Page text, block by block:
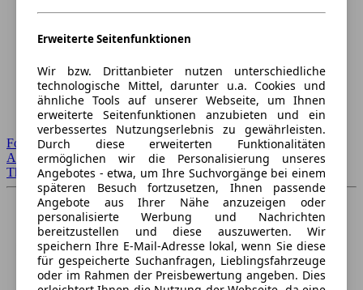
Forum Startseite
Alle Auto-Foren
Themen-Forum
Erweiterte Seitenfunktionen
Wir bzw. Drittanbieter nutzen unterschiedliche
technologische Mittel, darunter u.a. Cookies und
ähnliche Tools auf unserer Webseite, um Ihnen
erweiterte Seitenfunktionen anzubieten und ein
verbessertes Nutzungserlebnis zu gewährleisten.
Durch diese erweiterten Funktionalitäten
ermöglichen wir die Personalisierung unseres
Angebotes - etwa, um Ihre Suchvorgänge bei einem
späteren Besuch fortzusetzen, Ihnen passende
Angebote aus Ihrer Nähe anzuzeigen oder
personalisierte Werbung und Nachrichten
bereitzustellen und diese auszuwerten. Wir
speichern Ihre E-Mail-Adresse lokal, wenn Sie diese
für gespeicherte Suchanfragen, Lieblingsfahrzeuge
oder im Rahmen der Preisbewertung angeben. Dies